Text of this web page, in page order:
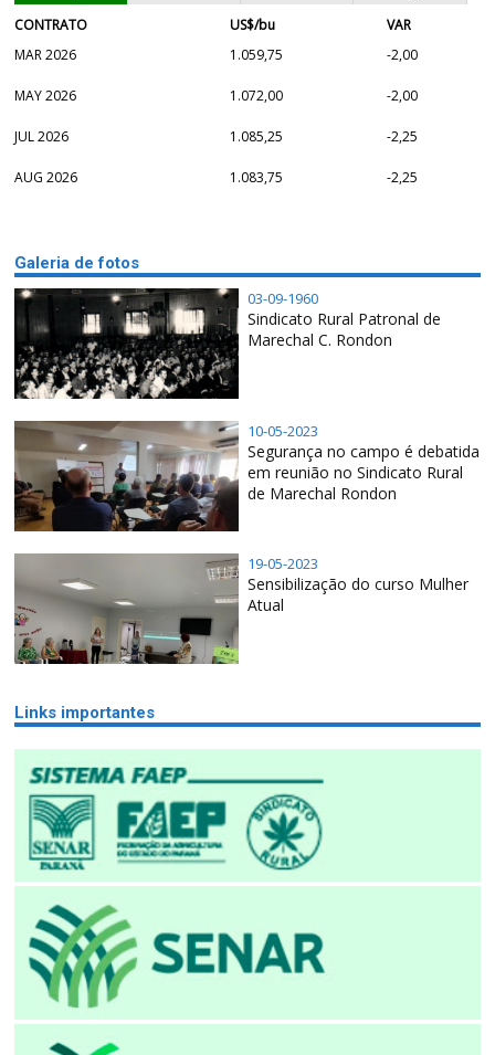
CONTRATO
US$/bu
VAR
MAR 2026
1.059,75 -2,00
MAY 2026 1.072,00 -2,00
JUL 2026 1.085,25 -2,25
AUG 2026 1.083,75 -2,25
Galeria de fotos
03-09-1960
Sindicato Rural Patronal de
Marechal C. Rondon
10-05-2023
Segurança no campo é debatida
em reunião no Sindicato Rural
de Marechal Rondon
19-05-2023
Sensibilização do curso Mulher
Atual
Links importantes